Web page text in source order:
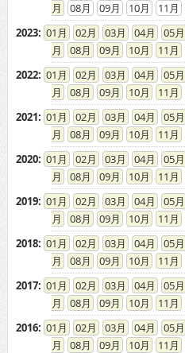
08 09 10 11
2023: 01 02 03 04 05
08
09 10 11
2022: 01 02 03 04 05
08
09 10 11
2021: 01 02 03 04 05
08
09 10 11
2020: 01 02 03 04 05
08
09 10 11
2019: 01 02 03 04 05
08
09 10 11
2018: 01 02 03 04 05
08
09 10 11
2017: 01 02 03 04 05
08
09 10 11
2016: 01 02 03 04 05
08
09 10 11